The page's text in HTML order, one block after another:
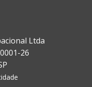
Ltda
26